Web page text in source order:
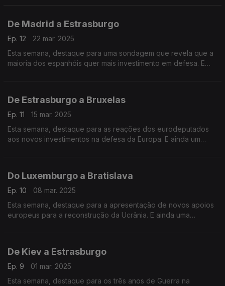
De Madrid a Estrasburgo
Ep. 12
22 mar. 2025
Esta semana, destaque para uma sondagem que revela que a
maioria dos espanhóis quer mais investimento em defesa. E
De Estrasburgo a Bruxelas
Ep. 11
15 mar. 2025
Esta semana, destaque para as reações dos eurodeputados
aos novos investimentos na defesa da Europa. E ainda um
Do Luxemburgo a Bratislava
Ep. 10
08 mar. 2025
Esta semana, destaque para a apresentação de novos apoios
europeus para a reconstrução da Ucrânia. E ainda uma
De Kiev a Estrasburgo
Ep. 9
01 mar. 2025
Esta semana, destaque para os três anos de Guerra na